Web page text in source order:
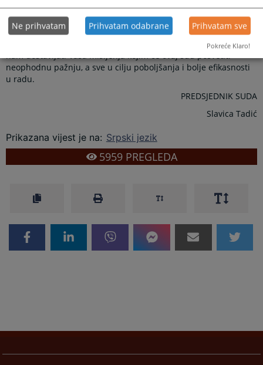
način želimo da Vam predstavimo rad ovog suda.
Ukoliko imate primedbi, sugestija i pohvala za postupanje iz
nadležnosti Osnovnog suda u Zvorniku ovim putem možete
nam dostavljati Vaša mišljenja kojim će ovaj sud posvetiti
neophodnu pažnju, a sve u cilju poboljšanja i bolje efikasnosti
u radu.
PREDSJEDNIK SUDA
Slavica Tadić
Prikazana vijest je na: Srpski jezik
5959PREGLEDA
Ne prihvatam Prihvatam odabrane Prihvatam sve
Pokreće Klaro!